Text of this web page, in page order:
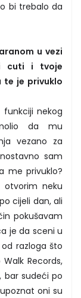
bi trebalo da
u vezi
cuti i tvoje
te je privuklo
nekog
da mu
vezano za
sam
me privuklo?
neku
cijeli dan, ali
pokušavam
je da sceni u
razloga što
Records,
bar sudeći po
oni su